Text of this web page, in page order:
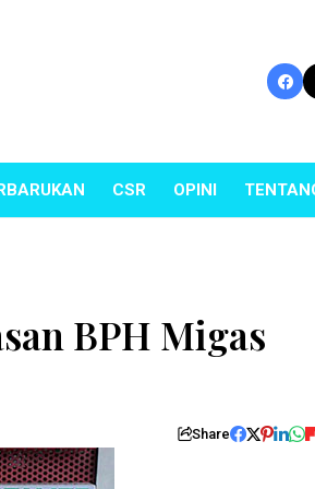
CSR OPINI
BPH Migas
Share